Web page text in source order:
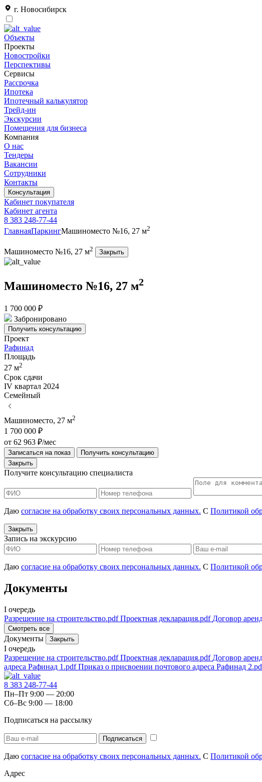
г. Новосибирск
Объекты
Проекты
Новостройки
Перспективы
Сервисы
Рассрочка
Ипотека
Ипотечный калькулятор
Трейд-ин
Экскурсии
Помещения для бизнеса
Компания
О нас
Тендеры
Вакансии
Сотрудники
Контакты
Консультация
Кабинет покупателя
Кабинет агента
8 383 248-77-44
ГлавнаяПаркингМашиноместо №16, 27 м2
Машиноместо №16, 27 м2 Закрыть
Машиноместо №16, 27 м2
1 700 000 ₽
Забронировано
Получить консультацию
Проект
Рафинад
Площадь
27 м2
Срок сдачи
IV квартал 2024
Семейный
Машиноместо, 27 м2
1 700 000 ₽
от 62 963 ₽/мес
Записаться на показ
Получить консультацию
Закрыть
Получите консультацию специалиста
Даю согласие на обработку своих персональных данных. С Политикой
Закрыть
Запись на экскурсию
Даю согласие на обработку своих персональных данных. С Политикой
Документы
I очередь
Разрешение на строительство.pdfПроектная декларация.pdf Договор
Смотреть все
Документы Закрыть
I очередь
Разрешение на строительство.pdfПроектная декларация.pdf Договор
адреса Рафинад 1.pdfПриказ о присвоении почтового адреса Рафинад
8 383 248-77-44
Пн–Пт 9:00 — 20:00
Сб–Вс 9:00 — 18:00
Подписаться на рассылку
Даю согласие на обработку своих персональных данных. С Политикой
Адрес